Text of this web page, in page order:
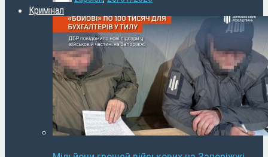
Кримінал